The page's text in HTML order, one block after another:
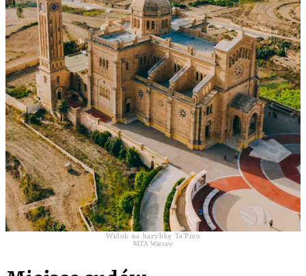
Widok na bazylikę Ta'Pinu
MTA Warsaw